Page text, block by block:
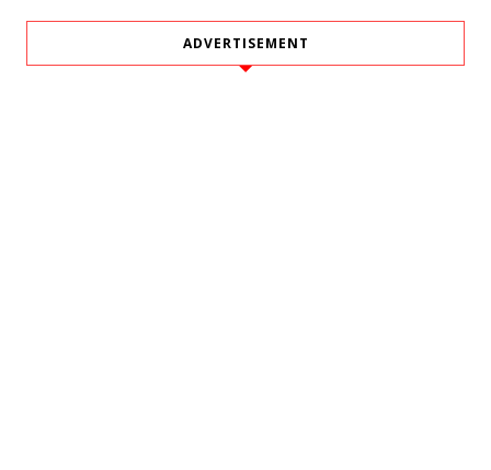
ADVERTISEMENT